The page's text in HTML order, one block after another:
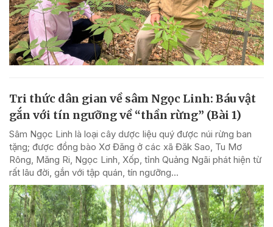
Tri thức dân gian về sâm Ngọc Linh: Báu vật
gắn với tín ngưỡng về “thần rừng” (Bài 1)
Sâm Ngọc Linh là loại cây dược liệu quý được núi rừng ban
tặng; được đồng bào Xơ Đăng ở các xã Đăk Sao, Tu Mơ
Rông, Măng Ri, Ngọc Linh, Xốp, tỉnh Quảng Ngãi phát hiện từ
rất lâu đời, gắn với tập quán, tín ngưỡng...